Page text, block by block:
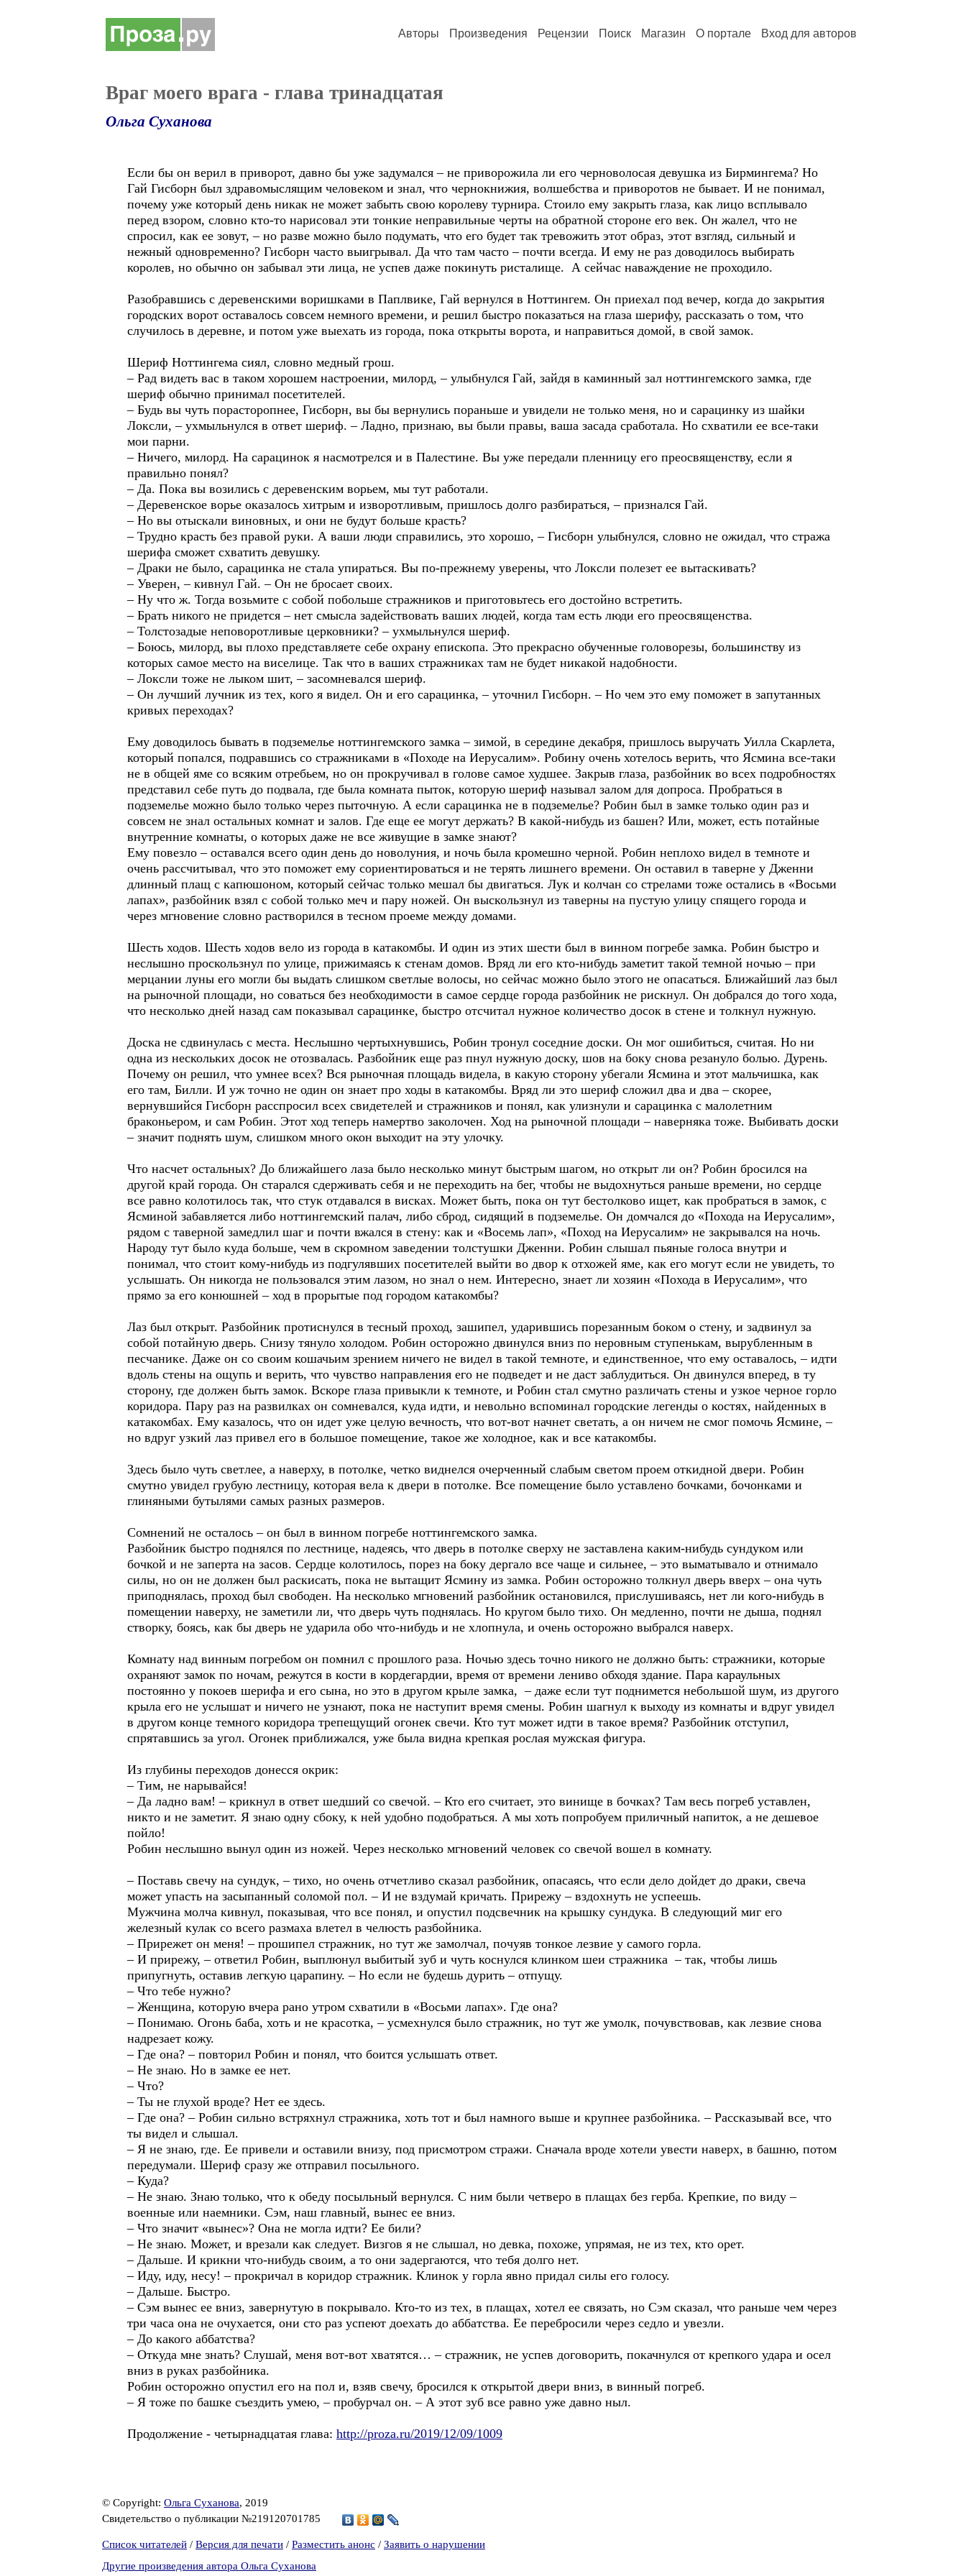
Авторы Произведения Рецензии Поиск Магазин О портале Вход для авторов
Враг моего врага - глава тринадцатая
Ольга Суханова
Если бы он верил в приворот, давно бы уже задумался – не приворожила ли его черноволосая девушка из Бирмингема? Но
Гай Гисборн был здравомыслящим человеком и знал, что чернокнижия, волшебства и приворотов не бывает. И не понимал,
почему уже который день никак не может забыть свою королеву турнира. Стоило ему закрыть глаза, как лицо всплывало
перед взором, словно кто-то нарисовал эти тонкие неправильные черты на обратной стороне его век. Он жалел, что не
спросил, как ее зовут, – но разве можно было подумать, что его будет так тревожить этот образ, этот взгляд, сильный и
нежный одновременно? Гисборн часто выигрывал. Да что там часто – почти всегда. И ему не раз доводилось выбирать
королев, но обычно он забывал эти лица, не успев даже покинуть ристалище. А сейчас наваждение не проходило.
Разобравшись с деревенскими воришками в Паплвике, Гай вернулся в Ноттингем. Он приехал под вечер, когда до закрытия
городских ворот оставалось совсем немного времени, и решил быстро показаться на глаза шерифу, рассказать о том, что
случилось в деревне, и потом уже выехать из города, пока открыты ворота, и направиться домой, в свой замок.
Шериф Ноттингема сиял, словно медный грош.
– Рад видеть вас в таком хорошем настроении, милорд, – улыбнулся Гай, зайдя в каминный зал ноттингемского замка, где
шериф обычно принимал посетителей.
– Будь вы чуть порасторопнее, Гисборн, вы бы вернулись пораньше и увидели не только меня, но и сарацинку из шайки
Локсли, – ухмыльнулся в ответ шериф. – Ладно, признаю, вы были правы, ваша засада сработала. Но схватили ее все-таки
мои парни.
– Ничего, милорд. На сарацинок я насмотрелся и в Палестине. Вы уже передали пленницу его преосвященству, если я
правильно понял?
– Да. Пока вы возились с деревенским ворьем, мы тут работали.
– Деревенское ворье оказалось хитрым и изворотливым, пришлось долго разбираться, – признался Гай.
– Но вы отыскали виновных, и они не будут больше красть?
– Трудно красть без правой руки. А ваши люди справились, это хорошо, – Гисборн улыбнулся, словно не ожидал, что стража
шерифа сможет схватить девушку.
– Драки не было, сарацинка не стала упираться. Вы по-прежнему уверены, что Локсли полезет ее вытаскивать?
– Уверен, – кивнул Гай. – Он не бросает своих.
– Ну что ж. Тогда возьмите с собой побольше стражников и приготовьтесь его достойно встретить.
– Брать никого не придется – нет смысла задействовать ваших людей, когда там есть люди его преосвященства.
– Толстозадые неповоротливые церковники? – ухмыльнулся шериф.
– Боюсь, милорд, вы плохо представляете себе охрану епископа. Это прекрасно обученные головорезы, большинству из
которых самое место на виселице. Так что в ваших стражниках там не будет никакой надобности.
– Локсли тоже не лыком шит, – засомневался шериф.
– Он лучший лучник из тех, кого я видел. Он и его сарацинка, – уточнил Гисборн. – Но чем это ему поможет в запутанных
кривых переходах?
Ему доводилось бывать в подземелье ноттингемского замка – зимой, в середине декабря, пришлось выручать Уилла Скарлета,
который попался, подравшись со стражниками в «Походе на Иерусалим». Робину очень хотелось верить, что Ясмина все-таки
не в общей яме со всяким отребьем, но он прокручивал в голове самое худшее. Закрыв глаза, разбойник во всех подробностях
представил себе путь до подвала, где была комната пыток, которую шериф называл залом для допроса. Пробраться в
подземелье можно было только через пыточную. А если сарацинка не в подземелье? Робин был в замке только один раз и
совсем не знал остальных комнат и залов. Где еще ее могут держать? В какой-нибудь из башен? Или, может, есть потайные
внутренние комнаты, о которых даже не все живущие в замке знают?
Ему повезло – оставался всего один день до новолуния, и ночь была кромешно черной. Робин неплохо видел в темноте и
очень рассчитывал, что это поможет ему сориентироваться и не терять лишнего времени. Он оставил в таверне у Дженни
длинный плащ с капюшоном, который сейчас только мешал бы двигаться. Лук и колчан со стрелами тоже остались в «Восьми
лапах», разбойник взял с собой только меч и пару ножей. Он выскользнул из таверны на пустую улицу спящего города и
через мгновение словно растворился в тесном проеме между домами.
Шесть ходов. Шесть ходов вело из города в катакомбы. И один из этих шести был в винном погребе замка. Робин быстро и
неслышно проскользнул по улице, прижимаясь к стенам домов. Вряд ли его кто-нибудь заметит такой темной ночью – при
мерцании луны его могли бы выдать слишком светлые волосы, но сейчас можно было этого не опасаться. Ближайший лаз был
на рыночной площади, но соваться без необходимости в самое сердце города разбойник не рискнул. Он добрался до того хода,
что несколько дней назад сам показывал сарацинке, быстро отсчитал нужное количество досок в стене и толкнул нужную.
Доска не сдвинулась с места. Неслышно чертыхнувшись, Робин тронул соседние доски. Он мог ошибиться, считая. Но ни
одна из нескольких досок не отозвалась. Разбойник еще раз пнул нужную доску, шов на боку снова резануло болью. Дурень.
Почему он решил, что умнее всех? Вся рыночная площадь видела, в какую сторону убегали Ясмина и этот мальчишка, как
его там, Билли. И уж точно не один он знает про ходы в катакомбы. Вряд ли это шериф сложил два и два – скорее,
вернувшийся Гисборн расспросил всех свидетелей и стражников и понял, как улизнули и сарацинка с малолетним
браконьером, и сам Робин. Этот ход теперь намертво заколочен. Ход на рыночной площади – наверняка тоже. Выбивать доски
– значит поднять шум, слишком много окон выходит на эту улочку.
Что насчет остальных? До ближайшего лаза было несколько минут быстрым шагом, но открыт ли он? Робин бросился на
другой край города. Он старался сдерживать себя и не переходить на бег, чтобы не выдохнуться раньше времени, но сердце
все равно колотилось так, что стук отдавался в висках. Может быть, пока он тут бестолково ищет, как пробраться в замок, с
Ясминой забавляется либо ноттингемский палач, либо сброд, сидящий в подземелье. Он домчался до «Похода на Иерусалим»,
рядом с таверной замедлил шаг и почти вжался в стену: как и «Восемь лап», «Поход на Иерусалим» не закрывался на ночь.
Народу тут было куда больше, чем в скромном заведении толстушки Дженни. Робин слышал пьяные голоса внутри и
понимал, что стоит кому-нибудь из подгулявших посетителей выйти во двор к отхожей яме, как его могут если не увидеть, то
услышать. Он никогда не пользовался этим лазом, но знал о нем. Интересно, знает ли хозяин «Похода в Иерусалим», что
прямо за его конюшней – ход в прорытые под городом катакомбы?
Лаз был открыт. Разбойник протиснулся в тесный проход, зашипел, ударившись порезанным боком о стену, и задвинул за
собой потайную дверь. Снизу тянуло холодом. Робин осторожно двинулся вниз по неровным ступенькам, вырубленным в
песчанике. Даже он со своим кошачьим зрением ничего не видел в такой темноте, и единственное, что ему оставалось, – идти
вдоль стены на ощупь и верить, что чувство направления его не подведет и не даст заблудиться. Он двинулся вперед, в ту
сторону, где должен быть замок. Вскоре глаза привыкли к темноте, и Робин стал смутно различать стены и узкое черное горло
коридора. Пару раз на развилках он сомневался, куда идти, и невольно вспоминал городские легенды о костях, найденных в
катакомбах. Ему казалось, что он идет уже целую вечность, что вот-вот начнет светать, а он ничем не смог помочь Ясмине, –
но вдруг узкий лаз привел его в большое помещение, такое же холодное, как и все катакомбы.
Здесь было чуть светлее, а наверху, в потолке, четко виднелся очерченный слабым светом проем откидной двери. Робин
смутно увидел грубую лестницу, которая вела к двери в потолке. Все помещение было уставлено бочками, бочонками и
глиняными бутылями самых разных размеров.
Сомнений не осталось – он был в винном погребе ноттингемского замка.
Разбойник быстро поднялся по лестнице, надеясь, что дверь в потолке сверху не заставлена каким-нибудь сундуком или
бочкой и не заперта на засов. Сердце колотилось, порез на боку дергало все чаще и сильнее, – это выматывало и отнимало
силы, но он не должен был раскисать, пока не вытащит Ясмину из замка. Робин осторожно толкнул дверь вверх – она чуть
приподнялась, проход был свободен. На несколько мгновений разбойник остановился, прислушиваясь, нет ли кого-нибудь в
помещении наверху, не заметили ли, что дверь чуть поднялась. Но кругом было тихо. Он медленно, почти не дыша, поднял
створку, боясь, как бы дверь не ударила обо что-нибудь и не хлопнула, и очень осторожно выбрался наверх.
Комнату над винным погребом он помнил с прошлого раза. Ночью здесь точно никого не должно быть: стражники, которые
охраняют замок по ночам, режутся в кости в кордегардии, время от времени лениво обходя здание. Пара караульных
постоянно у покоев шерифа и его сына, но это в другом крыле замка, – даже если тут поднимется небольшой шум, из другого
крыла его не услышат и ничего не узнают, пока не наступит время смены. Робин шагнул к выходу из комнаты и вдруг увидел
в другом конце темного коридора трепещущий огонек свечи. Кто тут может идти в такое время? Разбойник отступил,
спрятавшись за угол. Огонек приближался, уже была видна крепкая рослая мужская фигура.
Из глубины переходов донесся окрик:
– Тим, не нарывайся!
– Да ладно вам! – крикнул в ответ шедший со свечой. – Кто его считает, это винище в бочках? Там весь погреб уставлен,
никто и не заметит. Я знаю одну сбоку, к ней удобно подобраться. А мы хоть попробуем приличный напиток, а не дешевое
пойло!
Робин неслышно вынул один из ножей. Через несколько мгновений человек со свечой вошел в комнату.
– Поставь свечу на сундук, – тихо, но очень отчетливо сказал разбойник, опасаясь, что если дело дойдет до драки, свеча
может упасть на засыпанный соломой пол. – И не вздумай кричать. Прирежу – вздохнуть не успеешь.
Мужчина молча кивнул, показывая, что все понял, и опустил подсвечник на крышку сундука. В следующий миг его
железный кулак со всего размаха влетел в челюсть разбойника.
– Прирежет он меня! – прошипел стражник, но тут же замолчал, почуяв тонкое лезвие у самого горла.
– И прирежу, – ответил Робин, выплюнул выбитый зуб и чуть коснулся клинком шеи стражника – так, чтобы лишь
припугнуть, оставив легкую царапину. – Но если не будешь дурить – отпущу.
– Что тебе нужно?
– Женщина, которую вчера рано утром схватили в «Восьми лапах». Где она?
– Понимаю. Огонь баба, хоть и не красотка, – усмехнулся было стражник, но тут же умолк, почувствовав, как лезвие снова
надрезает кожу.
– Где она? – повторил Робин и понял, что боится услышать ответ.
– Не знаю. Но в замке ее нет.
– Что?
– Ты не глухой вроде? Нет ее здесь.
– Где она? – Робин сильно встряхнул стражника, хоть тот и был намного выше и крупнее разбойника. – Рассказывай все, что
ты видел и слышал.
– Я не знаю, где. Ее привели и оставили внизу, под присмотром стражи. Сначала вроде хотели увести наверх, в башню, потом
передумали. Шериф сразу же отправил посыльного.
– Куда?
– Не знаю. Знаю только, что к обеду посыльный вернулся. С ним были четверо в плащах без герба. Крепкие, по виду –
военные или наемники. Сэм, наш главный, вынес ее вниз.
– Что значит «вынес»? Она не могла идти? Ее били?
– Не знаю. Может, и врезали как следует. Визгов я не слышал, но девка, похоже, упрямая, не из тех, кто орет.
– Дальше. И крикни что-нибудь своим, а то они задергаются, что тебя долго нет.
– Иду, иду, несу! – прокричал в коридор стражник. Клинок у горла явно придал силы его голосу.
– Дальше. Быстро.
– Сэм вынес ее вниз, завернутую в покрывало. Кто-то из тех, в плащах, хотел ее связать, но Сэм сказал, что раньше чем через
три часа она не очухается, они сто раз успеют доехать до аббатства. Ее перебросили через седло и увезли.
– До какого аббатства?
– Откуда мне знать? Слушай, меня вот-вот хватятся… – стражник, не успев договорить, покачнулся от крепкого удара и осел
вниз в руках разбойника.
Робин осторожно опустил его на пол и, взяв свечу, бросился к открытой двери вниз, в винный погреб.
– Я тоже по башке съездить умею, – пробурчал он. – А этот зуб все равно уже давно ныл.
Продолжение - четырнадцатая глава: http://proza.ru/2019/12/09/1009
© Copyright: Ольга Суханова, 2019
Свидетельство о публикации №219120701785
Список читателей / Версия для печати / Разместить анонс / Заявить о нарушении
Другие произведения автора Ольга Суханова